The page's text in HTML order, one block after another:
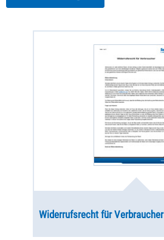
Widerrufsrecht für Verbraucher